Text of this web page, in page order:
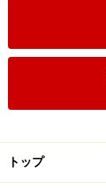
トップ